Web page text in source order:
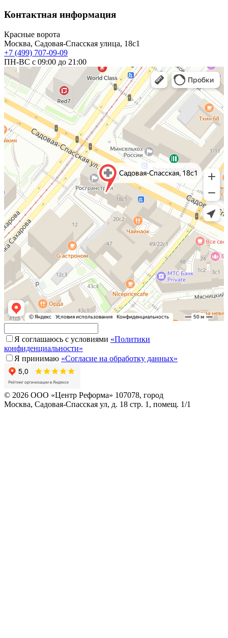
Контактная информация
Красные ворота
Москва, Садовая-Спасская улица, 18с1
+7 (499) 707-09-09
ПН-ВС с 09:00 до 21:00
Я соглашаюсь с условиями «Политики
конфиденциальности»
Я принимаю «Согласие на обработку данных»
© 2026 ООО «Центр Реформа» 107078, город
Москва, Садовая-Спасская ул, д. 18 стр. 1, помещ. 1/1